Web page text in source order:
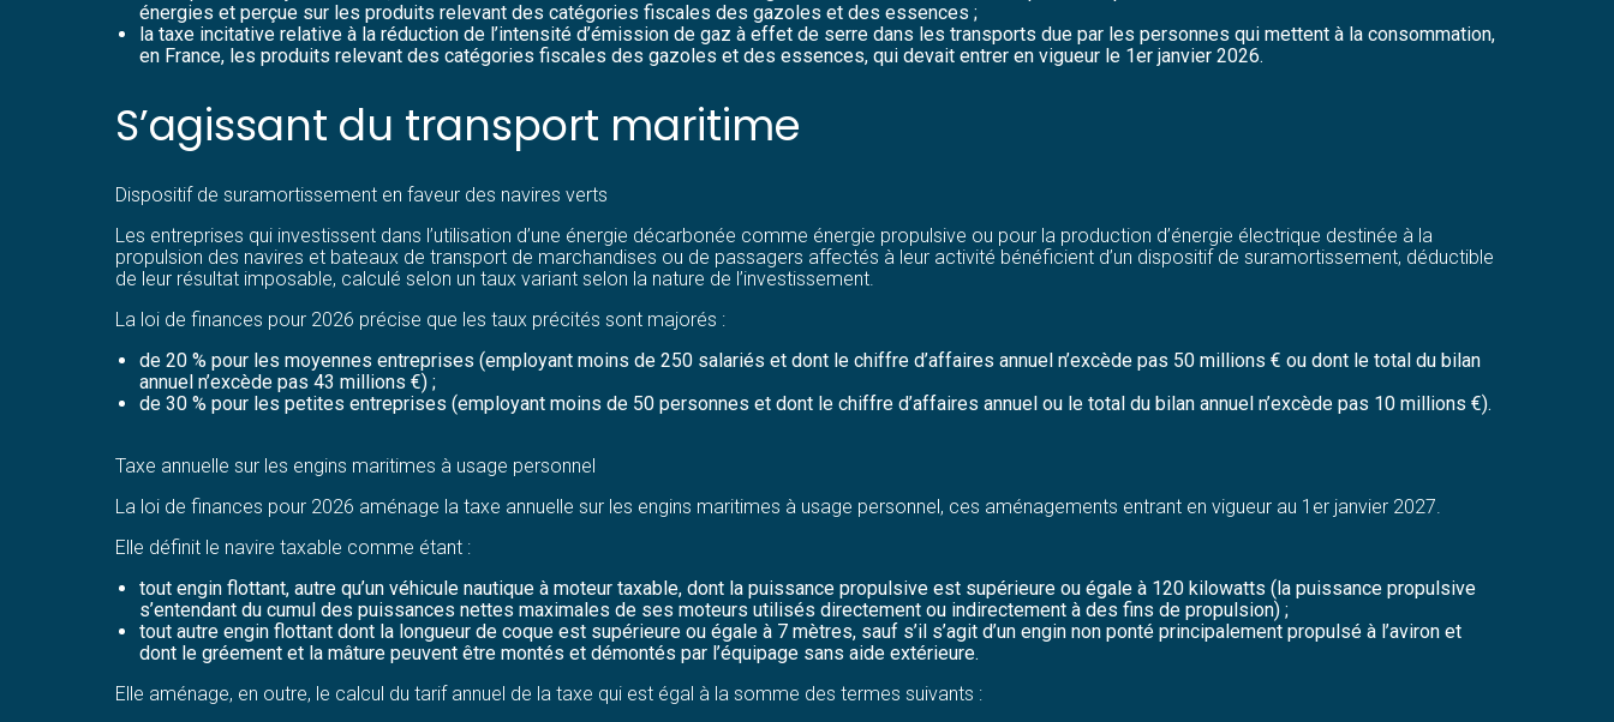
énergies et perçue sur les produits relevant des catégories fiscales des gazoles et des essences ;
la taxe incitative relative à la réduction de l’intensité d’émission de gaz à effet de serre dans les transports due par les personnes qui mettent à la consommation,
en France, les produits relevant des catégories fiscales des gazoles et des essences, qui devait entrer en vigueur le 1er janvier 2026.
S’agissant du transport maritime
Dispositif de suramortissement en faveur des navires verts
Les entreprises qui investissent dans l’utilisation d’une énergie décarbonée comme énergie propulsive ou pour la production d’énergie électrique destinée à la
propulsion des navires et bateaux de transport de marchandises ou de passagers affectés à leur activité bénéficient d’un dispositif de suramortissement, déductible
de leur résultat imposable, calculé selon un taux variant selon la nature de l’investissement.
La loi de finances pour 2026 précise que les taux précités sont majorés :
de 20 % pour les moyennes entreprises (employant moins de 250 salariés et dont le chiffre d’affaires annuel n’excède pas 50 millions € ou dont le total du bilan
annuel n’excède pas 43 millions €) ;
de 30 % pour les petites entreprises (employant moins de 50 personnes et dont le chiffre d’affaires annuel ou le total du bilan annuel n’excède pas 10 millions €).
Taxe annuelle sur les engins maritimes à usage personnel
La loi de finances pour 2026 aménage la taxe annuelle sur les engins maritimes à usage personnel, ces aménagements entrant en vigueur au 1er janvier 2027.
Elle définit le navire taxable comme étant :
tout engin flottant, autre qu’un véhicule nautique à moteur taxable, dont la puissance propulsive est supérieure ou égale à 120 kilowatts (la puissance propulsive
s’entendant du cumul des puissances nettes maximales de ses moteurs utilisés directement ou indirectement à des fins de propulsion) ;
tout autre engin flottant dont la longueur de coque est supérieure ou égale à 7 mètres, sauf s’il s’agit d’un engin non ponté principalement propulsé à l’aviron et
dont le gréement et la mâture peuvent être montés et démontés par l’équipage sans aide extérieure.
Elle aménage, en outre, le calcul du tarif annuel de la taxe qui est égal à la somme des termes suivants :